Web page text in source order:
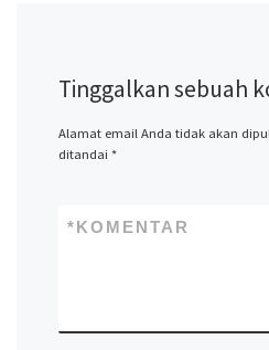
Tinggalkan sebuah
Alamat email Anda tidak akan
ditandai *
KOMENTAR
*